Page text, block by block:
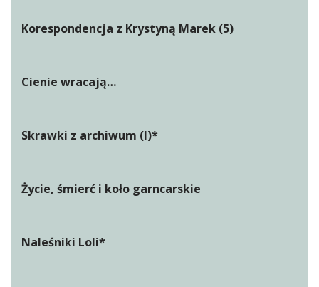
Korespondencja z Krystyną Marek (5)
Cienie wracają…
Skrawki z archiwum (I)*
Życie, śmierć i koło garncarskie
Naleśniki Loli*